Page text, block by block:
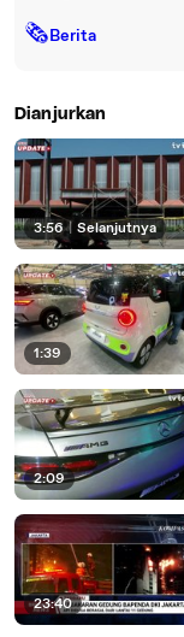
🗞Berita
Dianjurkan
3:56 | Selanjutnya
1:39
2:09
23:40